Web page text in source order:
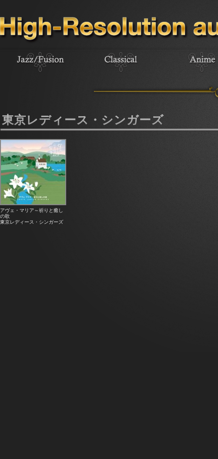
東京レディース・シンガーズ
アヴェ・マリア～祈りと癒し
の歌
東京レディース・シンガーズ